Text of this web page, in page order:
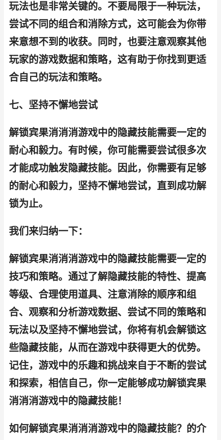
玩法也是非常关键的。不要局限于一种玩法，
尝试不同的组合和消除方式，这可能会为你带
来意想不到的收获。同时，也要注意观察其他
玩家的游戏数据和策略，这有助于你找到更适
合自己的玩法和策略。
七、坚持不懈地尝试
解锁宾果消消消游戏中的隐藏技能需要一定的
耐心和毅力。有时候，你可能需要尝试很多次
才能成功触发隐藏技能。因此，你需要有足够
的耐心和毅力，坚持不懈地尝试，直到成功解
锁为止。
我们来归纳一下：
解锁宾果消消消游戏中的隐藏技能需要一定的
技巧和策略。通过了解隐藏技能的特性、提高
等级、合理使用道具、注意消除的顺序和组
合、观察和分析游戏数据、尝试不同的策略和
玩法以及坚持不懈地尝试，你将有机会解锁这
些隐藏技能，从而在游戏中获得更大的优势。
记住，游戏中的乐趣和挑战来自于不断的尝试
和探索，相信自己，你一定能够成功解锁宾果
消消消游戏中的隐藏技能！
如何解锁宾果消消消游戏中的隐藏技能？的介